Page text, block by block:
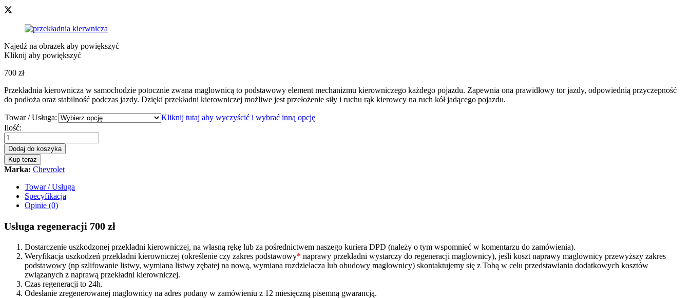
Najedź na obrazek aby powiększyć
Kliknij aby powiększyć
700 zł
Przekładnia kierownicza w samochodzie potocznie zwana maglownicą to podstawowy element mechanizmu kierowniczego każdego pojazdu. Zapewnia ona prawidłowy tor jazdy, odpowiednią przyczepność
do podłoża oraz stabilność podczas jazdy. Dzięki przekładni kierowniczej możliwe jest przełożenie siły i ruchu rąk kierowcy na ruch kół jadącego pojazdu.
Towar / Usługa:
Kliknij tutaj aby wyczyścić i wybrać inną opcję
Przekładnia
kierownicza
-
maglownica
Chevrolet
Captiva
quantity
Ilość:
Dodaj do koszyka
Kup teraz
Marka: Chevrolet
Towar / Usługa
Specyfikacja
Opinie (0)
Usługa regeneracji 700 zł
Dostarczenie uszkodzonej przekładni kierowniczej, na własną rękę lub za pośrednictwem naszego kuriera DPD (należy o tym wspomnieć w komentarzu do zamówienia).
Weryfikacja uszkodzeń przekładni kierowniczej (określenie czy zakres podstawowy* naprawy przekładni wystarczy do regeneracji maglownicy), jeśli koszt naprawy maglownicy przewyższy zakres
podstawowy (np szlifowanie listwy, wymiana listwy zębatej na nową, wymiana rozdzielacza lub obudowy maglownicy) skontaktujemy się z Tobą w celu przedstawiania dodatkowych kosztów
związanych z naprawą przekładni kierowniczej.
Czas regeneracji to 24h.
Odesłanie zregenerowanej maglownicy na adres podany w zamówieniu z 12 miesięczną pisemną gwarancją.